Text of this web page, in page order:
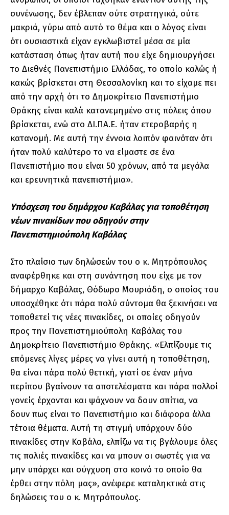
συνένωσης, δεν έβλεπαν ούτε στρατηγικά, ούτε
μακριά, γύρω από αυτό το θέμα και ο λόγος είναι
ότι ουσιαστικά είχαν εγκλωβιστεί μέσα σε μία
κατάσταση όπως ήταν αυτή που είχε δημιουργήσει
το Διεθνές Πανεπιστήμιο Ελλάδας, το οποίο καλώς ή
κακώς βρίσκεται στη Θεσσαλονίκη και το είχαμε πει
από την αρχή ότι το Δημοκρίτειο Πανεπιστήμιο
Θράκης είναι καλά κατανεμημένο στις πόλεις όπου
βρίσκεται, ενώ στο ΔΙ.ΠΑ.Ε. ήταν ετεροβαρής η
κατανομή. Με αυτή την έννοια λοιπόν φαινόταν ότι
ήταν πολύ καλύτερο το να είμαστε σε ένα
Πανεπιστήμιο που είναι 50 χρόνων, από τα μεγάλα
και ερευνητικά πανεπιστήμια».
Υπόσχεση του δημάρχου Καβάλας για τοποθέτηση
νέων πινακίδων που οδηγούν στην
Πανεπιστημιούπολη Καβάλας
Στο πλαίσιο των δηλώσεών του ο κ. Μητρόπουλος
αναφέρθηκε και στη συνάντηση που είχε με τον
δήμαρχο Καβάλας, Θόδωρο Μουριάδη, ο οποίος του
υποσχέθηκε ότι πάρα πολύ σύντομα θα ξεκινήσει να
τοποθετεί τις νέες πινακίδες, οι οποίες οδηγούν
προς την Πανεπιστημιούπολη Καβάλας του
Δημοκρίτειο Πανεπιστήμιο Θράκης. «Ελπίζουμε τις
επόμενες λίγες μέρες να γίνει αυτή η τοποθέτηση,
θα είναι πάρα πολύ θετική, γιατί σε έναν μήνα
περίπου βγαίνουν τα αποτελέσματα και πάρα πολλοί
γονείς έρχονται και ψάχνουν να δουν σπίτια, να
δουν πως είναι το Πανεπιστήμιο και διάφορα άλλα
τέτοια θέματα. Αυτή τη στιγμή υπάρχουν δύο
πινακίδες στην Καβάλα, ελπίζω να τις βγάλουμε όλες
τις παλιές πινακίδες και να μπουν οι σωστές για να
μην υπάρχει και σύγχυση στο κοινό το οποίο θα
έρθει στην πόλη μας», ανέφερε καταληκτικά στις
δηλώσεις του ο κ. Μητρόπουλος.